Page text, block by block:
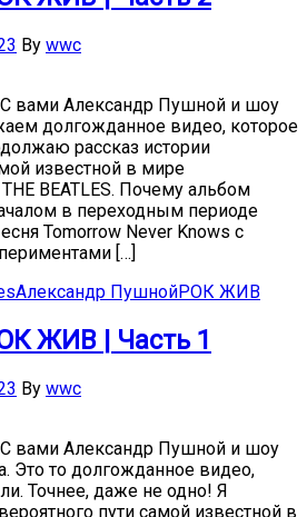
By wwc
С вами Александр Пушной и шоу
долгожданное видео, которое
рассказ истории
известной в мире
BEATLES. Почему альбом
в переходным периоде
Tomorrow Never Knows с
[…]
Александр ПушнойРОК ЖИВ
ЖИВ | Часть 1
By wwc
С вами Александр Пушной и шоу
Это то долгожданное видео,
Точнее, даже не одно! Я
пути самой известной в